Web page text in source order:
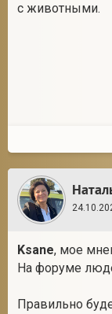
с животными.
Ksane, мое
На форуме
Правильно